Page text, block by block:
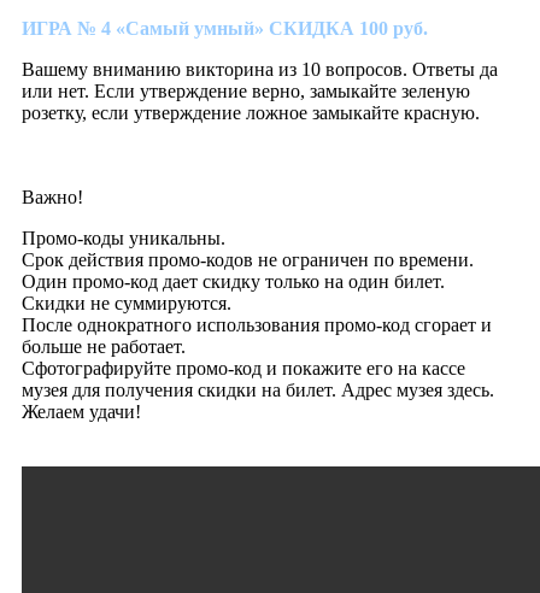
ИГРА № 4 «Самый умный» СКИДКА 100 руб.
Вашему вниманию викторина из 10 вопросов. Ответы да
или нет. Если утверждение верно, замыкайте зеленую
розетку, если утверждение ложное замыкайте красную.
Важно!
Промо-коды уникальны.
Срок действия промо-кодов не ограничен по времени.
Один промо-код дает скидку только на один билет.
Скидки не суммируются.
После однократного использования промо-код сгорает и
больше не работает.
Сфотографируйте промо-код и покажите его на кассе
музея для получения скидки на билет. Адрес музея здесь.
Желаем удачи!